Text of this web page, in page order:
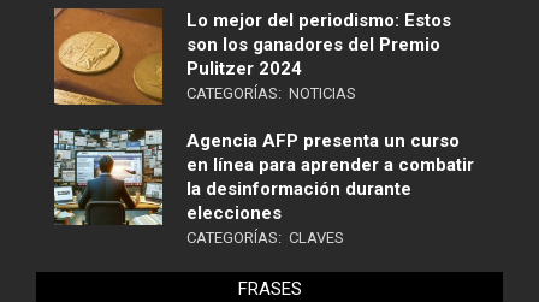
Lo mejor del periodismo: Estos
son los ganadores del Premio
Pulitzer 2024
CATEGORÍAS: NOTICIAS
Agencia AFP presenta un curso
en línea para aprender a combatir
la desinformación durante
elecciones
CATEGORÍAS: CLAVES
FRASES